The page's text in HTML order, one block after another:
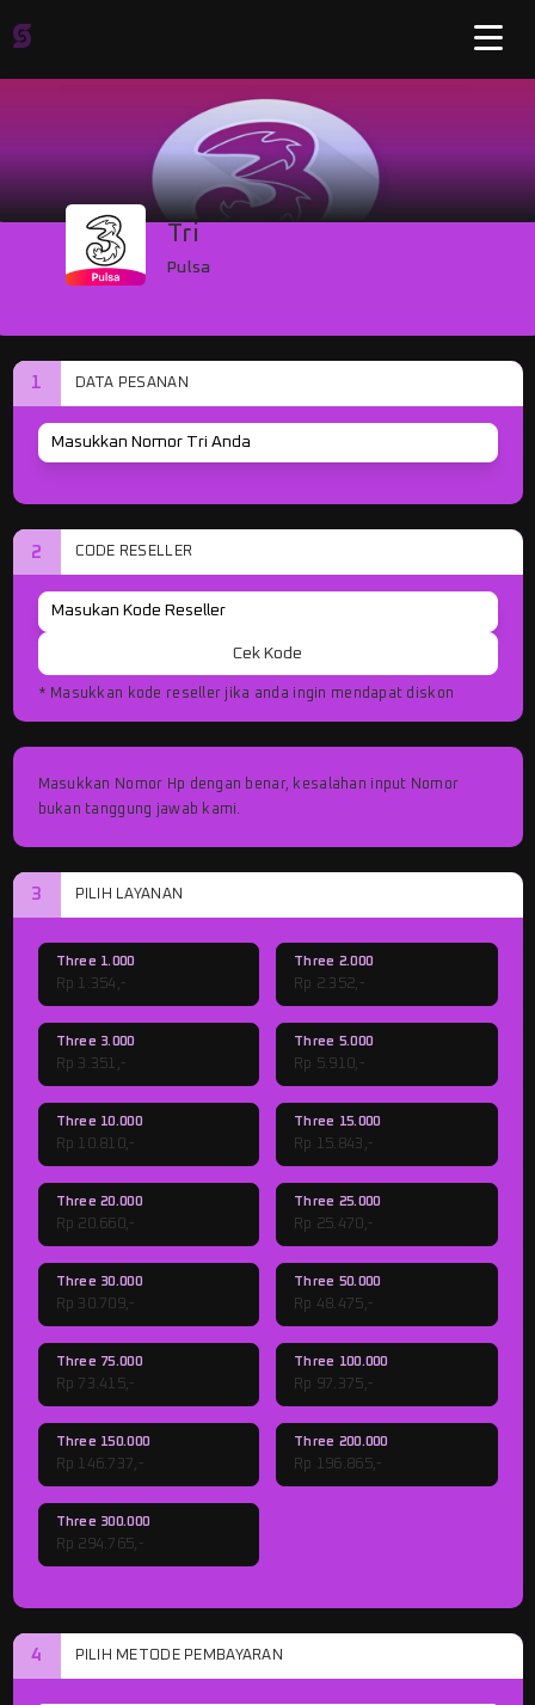
Tri
Pulsa
1 DATA PESANAN
2 CODE RESELLER
Cek Kode
* Masukkan kode reseller jika anda ingin mendapat diskon
Masukkan Nomor Hp dengan benar, kesalahan input Nomor
bukan tanggung jawab kami.
3 PILIH LAYANAN
Three 1.000
Rp 1.354,-
Three 2.000
Rp 2.352,-
Three 3.000
Rp 3.351,-
Three 5.000
Rp 5.910,-
Three 10.000
Rp 10.810,-
Three 15.000
Rp 15.843,-
Three 20.000
Rp 20.660,-
Three 25.000
Rp 25.470,-
Three 30.000
Rp 30.709,-
Three 50.000
Rp 48.475,-
Three 75.000
Rp 73.415,-
Three 100.000
Rp 97.375,-
Three 150.000
Rp 146.737,-
Three 200.000
Rp 196.865,-
Three 300.000
Rp 294.765,-
4 PILIH METODE PEMBAYARAN